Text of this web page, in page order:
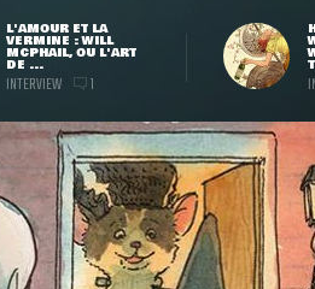
L'AMOUR ET LA
VERMINE : WILL
MCPHAIL, OU L'ART
DE ...
INTERVIEW 1